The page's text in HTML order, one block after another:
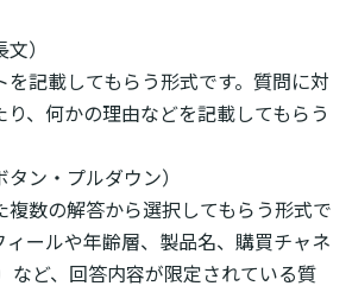
）
記載してもらう形式です。質問に対
り、何かの理由などを記載してもらう
ン・プルダウン）
複数の解答から選択してもらう形式で
ィールや年齢層、製品名、購買チャネ
など、回答内容が限定されている質